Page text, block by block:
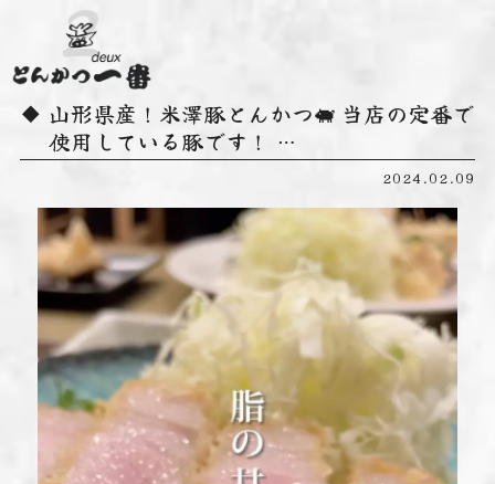
山形県産！米澤豚とんかつ🐖 当店の定番で
使用している豚です！ …
2024.02.09
動
画
プ
レ
ー
ヤ
ー